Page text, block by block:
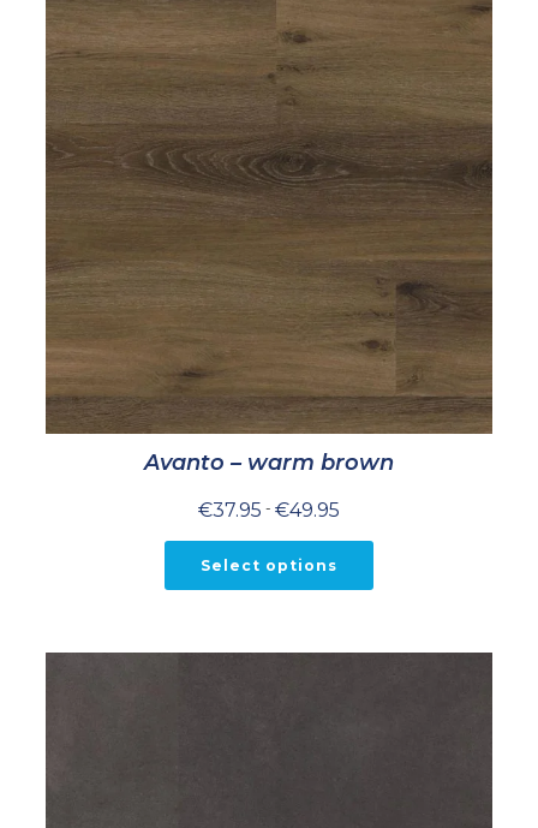
Avanto – warm brown
€37.95 - €49.95
tot
Select options